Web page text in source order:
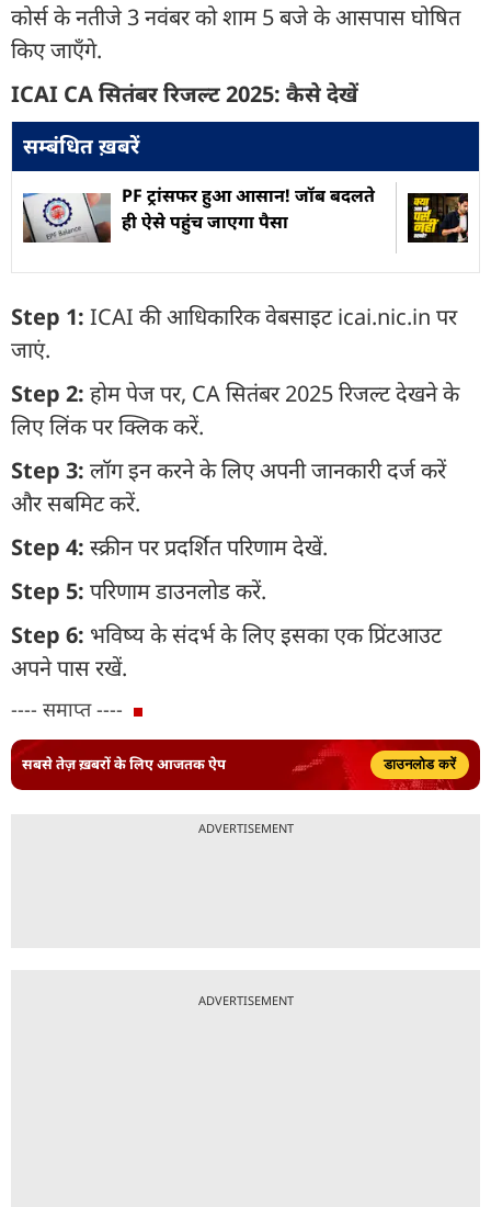
कोर्स के नतीजे 3 नवंबर को शाम 5 बजे के आसपास घोषित
किए जाएँगे.
ICAI CA सितंबर रिजल्ट 2025: कैसे देखें
सम्बंधित ख़बरें
PF ट्रांसफर हुआ आसान! जॉब बदलते
ही ऐसे पहुंच जाएगा पैसा
Step 1: ICAI की आधिकारिक वेबसाइट icai.nic.in पर
जाएं.
Step 2: होम पेज पर, CA सितंबर 2025 रिजल्ट देखने के
लिए लिंक पर क्लिक करें.
Step 3: लॉग इन करने के लिए अपनी जानकारी दर्ज करें
और सबमिट करें.
Step 4: स्क्रीन पर प्रदर्शित परिणाम देखें.
Step 5: परिणाम डाउनलोड करें.
Step 6: भविष्य के संदर्भ के लिए इसका एक प्रिंटआउट
अपने पास रखें.
---- समाप्त ----
सबसे तेज़ ख़बरों के लिए आजतक ऐप डाउनलोड करें
ADVERTISEMENT
ADVERTISEMENT